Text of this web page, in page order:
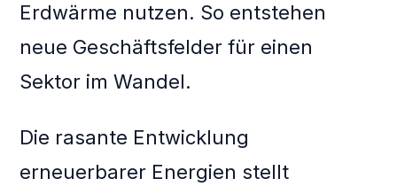
Erdwärme nutzen. So entstehen
neue Geschäftsfelder für einen
Sektor im Wandel.
Die rasante Entwicklung
erneuerbarer Energien stellt